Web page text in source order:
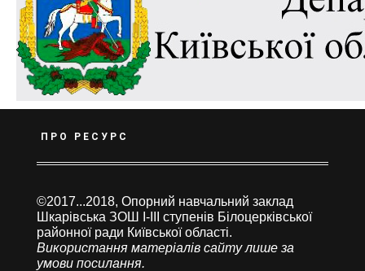
ПРО РЕСУРС
©2017...2018, Опорний навчальний заклад
Шкарівська ЗОШ І-ІІІ ступенів Білоцерківської
районної ради Київської області.
Використання матеріалів сайту лише за
умови посилання.